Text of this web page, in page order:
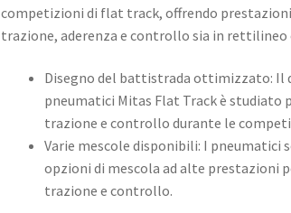
competizioni di flat track, offrendo
trazione, aderenza e controllo sia in rettilineo
Disegno del battistrada ottimizzato: Il
pneumatici Mitas Flat Track è studiato
trazione e controllo durante le
Varie mescole disponibili: I pneumatici
opzioni di mescola ad alte prestazioni
trazione e controllo.